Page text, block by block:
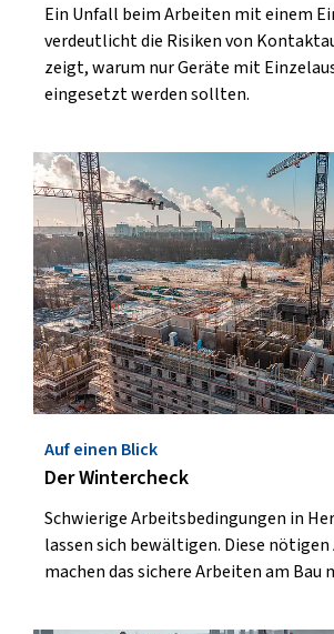
Ein Unfall beim Arbeiten mit einem
verdeutlicht die Risiken von
zeigt, warum nur Geräte mit
eingesetzt werden sollten.
Auf einen Blick
Der Wintercheck
Schwierige Arbeitsbedingungen in
lassen sich bewältigen. Diese nötigen
machen das sichere Arbeiten am Bau